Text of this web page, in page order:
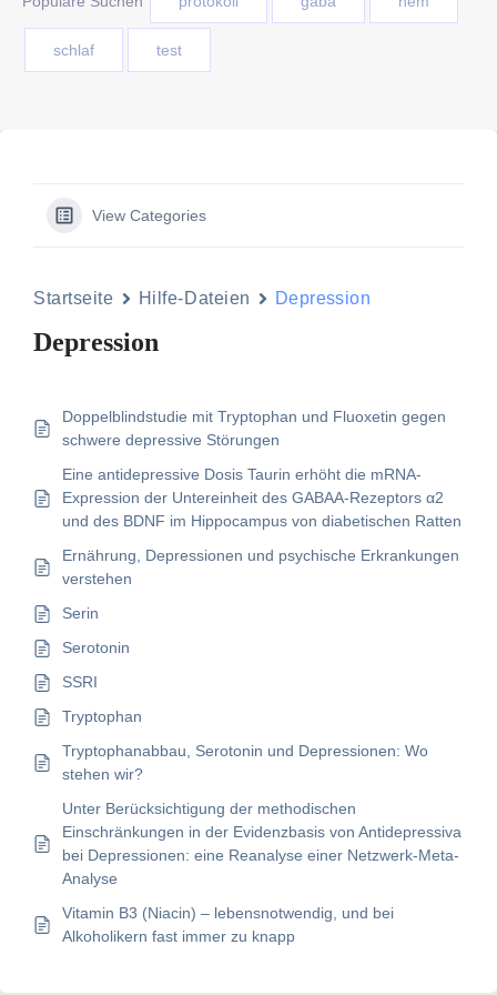
schlaf test
View Categories
Startseite Hilfe-Dateien Depression
Depression
Doppelblindstudie mit Tryptophan und Fluoxetin gegen
schwere depressive Störungen
Eine antidepressive Dosis Taurin erhöht die mRNA-
Expression der Untereinheit des GABAA-Rezeptors α2
und des BDNF im Hippocampus von diabetischen Ratten
Ernährung, Depressionen und psychische Erkrankungen
verstehen
Serin
Serotonin
SSRI
Tryptophan
Tryptophanabbau, Serotonin und Depressionen: Wo
stehen wir?
Unter Berücksichtigung der methodischen
Einschränkungen in der Evidenzbasis von Antidepressiva
bei Depressionen: eine Reanalyse einer Netzwerk-Meta-
Analyse
Vitamin B3 (Niacin) – lebensnotwendig, und bei
Alkoholikern fast immer zu knapp